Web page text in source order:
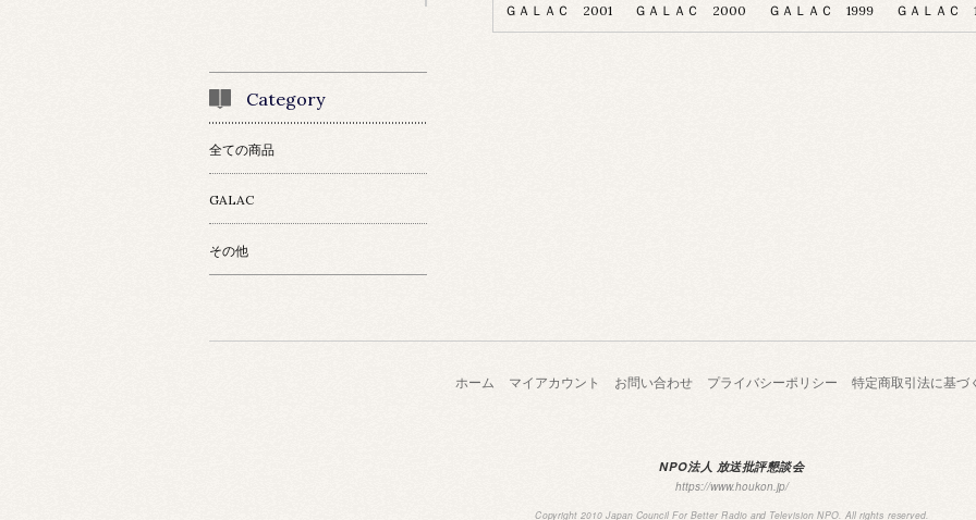
ＧＡＬＡＣ 2001
ＧＡＬＡＣ 2000 ＧＡＬＡＣ 1999 ＧＡＬＡＣ
Category
全ての商品
GALAC
その他
ホーム マイアカウント お問い合わせ プライバシーポリシー 特定商取引法に基づ
NPO法人 放送批評懇談会
https://www.houkon.jp/
Copyright 2010 Japan Council For Better Radio and Television NPO. All rights reserved.